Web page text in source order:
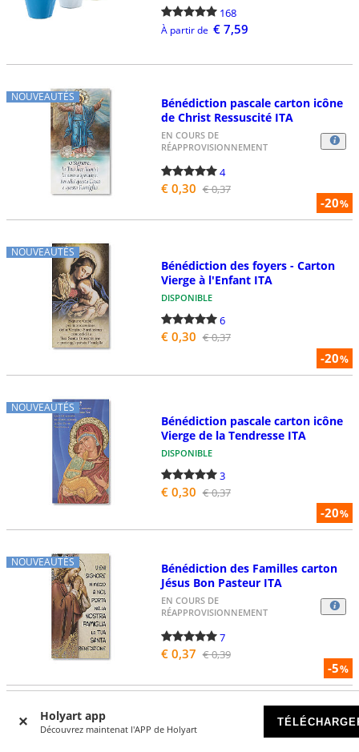
Holyart app
Découvrez maintenat l'APP de Holyart
168
À partir de € 7,59
NOUVEAUTÉS
-20%
Bénédiction pascale carton icône
de Christ Ressuscité ITA
EN COURS DE
RÉAPPROVISIONNEMENT
4
€ 0,30 € 0,37
NOUVEAUTÉS
-20%
Bénédiction des foyers - Carton
Vierge à l'Enfant ITA
DISPONIBLE
6
€ 0,30 € 0,37
NOUVEAUTÉS
-20%
Bénédiction pascale carton icône
Vierge de la Tendresse ITA
DISPONIBLE
3
€ 0,30 € 0,37
NOUVEAUTÉS
-5%
Bénédiction des Familles carton
Jésus Bon Pasteur ITA
EN COURS DE
RÉAPPROVISIONNEMENT
7
€ 0,37 € 0,39
Bénédiction Pascale Jésus